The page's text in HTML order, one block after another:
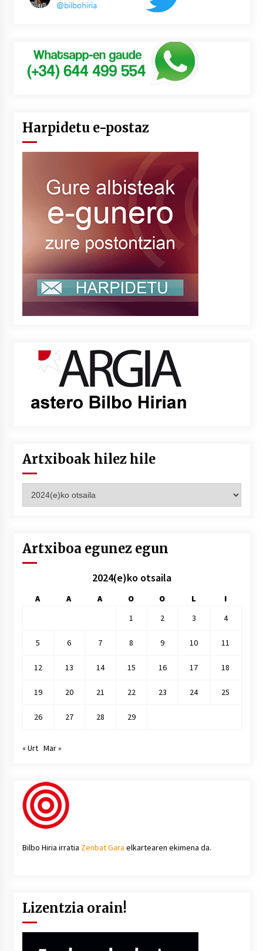
Harpidetu e-postaz
Artxiboak hilez hile
hilez
Artxiboa egunez egun
2024(e)ko otsaila
A A A O O L
I
1
2 3 4
5 6 7 8 9 10 11
12 13 14 15 16 17 18
19 20 21 22 23 24 25
26 27 28 29
« Urt Mar »
Bilbo Hiria irratia Zenbat Gara elkartearen ekimena da.
Lizentzia orain!